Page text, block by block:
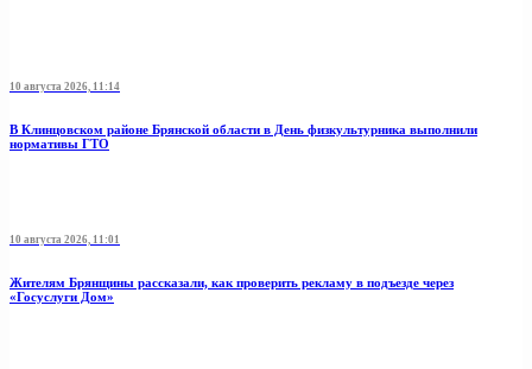
10 августа 2026, 11:14
В Клинцовском районе Брянской области в День физкультурника выполнили
нормативы ГТО
10 августа 2026, 11:01
Жителям Брянщины рассказали, как проверить рекламу в подъезде через
«Госуслуги Дом»